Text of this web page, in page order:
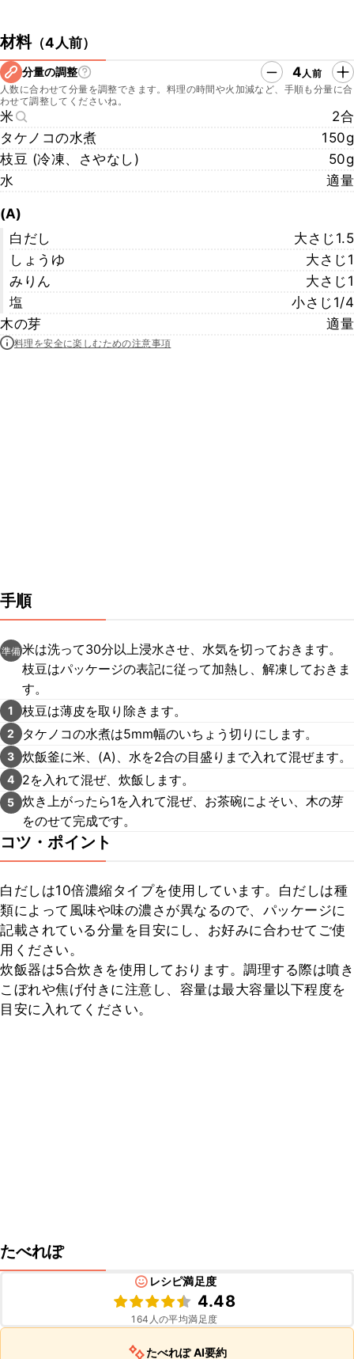
材料（4人前）
分量の調整 4人前
人数に合わせて分量を調整できます。料理の時間や火加減など、手順も分量に合
わせて調整してくださいね。
米
2合
タケノコの水煮
150g
枝豆 (冷凍、さやなし)
50g
水
適量
(A)
白だし
大さじ1.5
しょうゆ
大さじ1
みりん
大さじ1
塩
小さじ1/4
木の芽
適量
料理を安全に楽しむための注意事項
手順
準備米は洗って30分以上浸水させ、水気を切っておきます。
枝豆はパッケージの表記に従って加熱し、解凍しておきま
す。
1 枝豆は薄皮を取り除きます。
2 タケノコの水煮は5mm幅のいちょう切りにします。
3 炊飯釜に米、(A)、水を2合の目盛りまで入れて混ぜます。
4 2を入れて混ぜ、炊飯します。
5 炊き上がったら1を入れて混ぜ、お茶碗によそい、木の芽
をのせて完成です。
コツ・ポイント
白だしは10倍濃縮タイプを使用しています。白だしは種
類によって風味や味の濃さが異なるので、パッケージに
記載されている分量を目安にし、お好みに合わせてご使
用ください。
炊飯器は5合炊きを使用しております。調理する際は噴き
こぼれや焦げ付きに注意し、容量は最大容量以下程度を
目安に入れてください。
たべれぽ
レシピ満足度
4.48
164 人の平均満足度
たべれぽ AI要約